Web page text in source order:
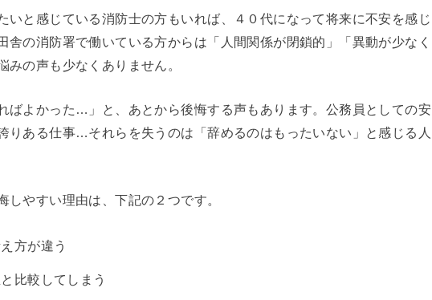
いと感じている消防士の方もいれば、４０代になって将来に不安を感じ
舎の消防署で働いている方からは「人間関係が閉鎖的」「異動が少なく
みの声も少なくありません。
ばよかった…」と、あとから後悔する声もあります。公務員としての安
りある仕事…それらを失うのは「辞めるのはもったいない」と感じる人
しやすい理由は、下記の２つです。
方が違う
比較してしまう